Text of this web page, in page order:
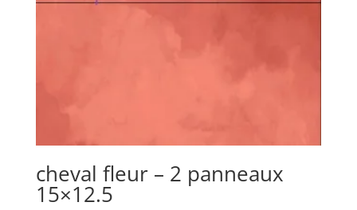
cheval fleur – 2 panneaux
15×12.5